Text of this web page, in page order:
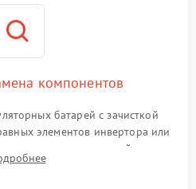
компонентов
батарей с зачисткой
элементов инвертора или
новых радиодеталей.
токоведущих дорожек и